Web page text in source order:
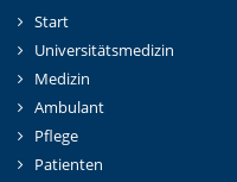
Start
Universitätsmedizin
Medizin
Ambulant
Pflege
Patienten